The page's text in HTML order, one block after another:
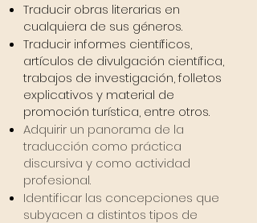
Traducir obras literarias en
cualquiera de sus géneros.
Traducir informes científicos,
artículos de divulgación científica,
trabajos de investigación, folletos
explicativos y material de
promoción turística, entre otros.
Adquirir un panorama de la
traducción como práctica
discursiva y como actividad
profesional.
Identificar las concepciones que
subyacen a distintos tipos de